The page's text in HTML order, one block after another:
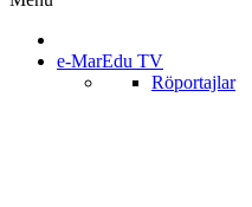
e-MarEdu TV
Röportajlar